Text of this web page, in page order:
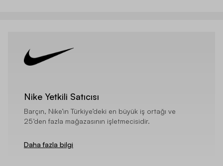
Nike Yetkili Satıcısı
Barçın, Nike’ın Türkiye’deki en büyük iş ortağı ve
25’den fazla mağazasının işletmecisidir.
Daha fazla bilgi